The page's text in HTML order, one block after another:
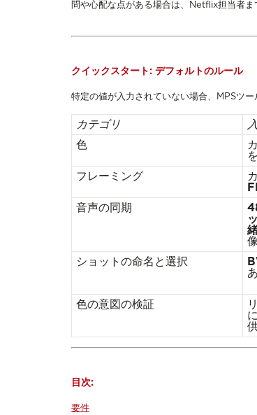
問や心配な点がある場合は、Netflix担当者ま
クイックスタート: デフォルトのルール
特定の値が入力されていない場合、MPSツ
カテゴリ
色
フレーミング
音声の同期
ショットの命名と選択
色の意図の検証
目次:
要件